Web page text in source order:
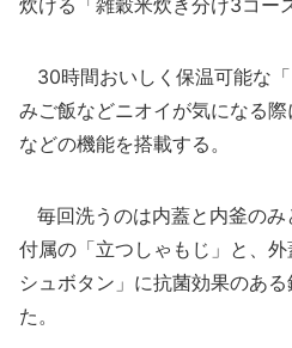
炊ける「雑穀米炊き分け3コー
30時間おいしく保温可能な
みご飯などニオイが気になる際
などの機能を搭載する。
毎回洗うのは内蓋と内釜のみ
付属の「立つしゃもじ」と、
シュボタン」に抗菌効果のあ
た。